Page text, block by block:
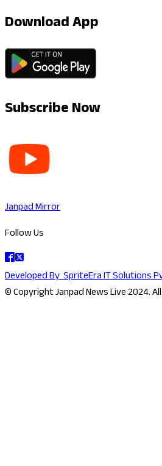
Download App
Subscribe Now
Janpad Mirror
Follow Us
Developed BySpriteEra IT Solutions
© Copyright Janpad News Live 2024.